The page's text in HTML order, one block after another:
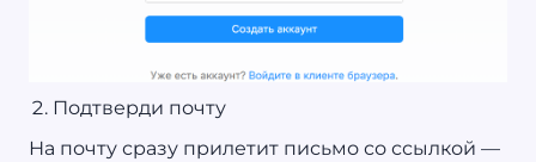
Подтверди почту
На почту сразу прилетит письмо со ссылкой —